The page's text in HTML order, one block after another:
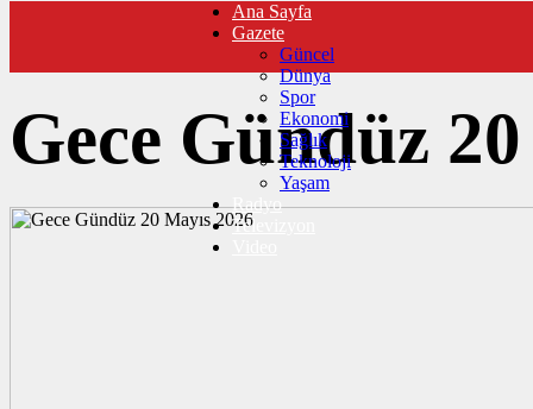
FOTO GALERİ
VIDEO GALERİ
TRAFİK DURUMU
NÖBETÇİ ECZANELER
CANLI SONUÇLAR
HABER GÖNDER
BURÇLAR
İLETİŞİM
Ana Sayfa
Gazete
Güncel
Dünya
Spor
Ekonomi
Sağlık
Teknoloji
Yaşam
Radyo
Televizyon
Gece Gündüz